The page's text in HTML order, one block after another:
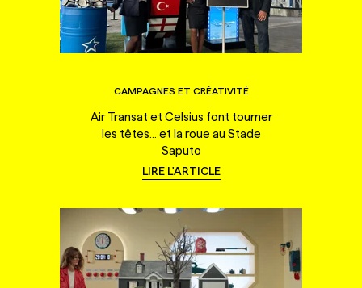
CAMPAGNES ET CRÉATIVITÉ
Air Transat et Celsius font tourner
les têtes... et la roue au Stade
Saputo
LIRE L'ARTICLE